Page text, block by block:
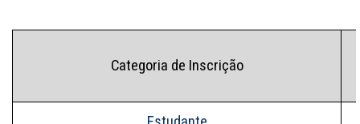
Categoria de Inscrição